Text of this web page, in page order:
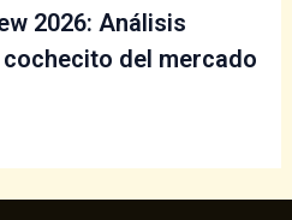
2026: Análisis
del mercado